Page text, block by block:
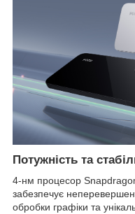
Потужність та
4-нм процесор
забезпечує
обробки графіки та